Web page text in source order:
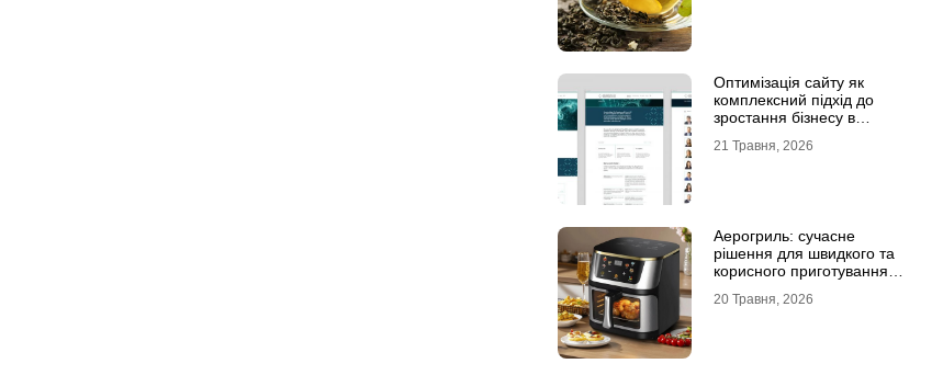
Оптимізація сайту як
комплексний підхід до
зростання бізнесу в
21 Травня, 2026
Аерогриль: сучасне
рішення для швидкого та
корисного приготування
20 Травня, 2026